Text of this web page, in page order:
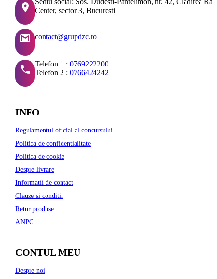
Center, sector 3, Bucuresti
contact@grupdzc.ro
Telefon 1 : 0769222200
Telefon 2 : 0766424242
INFO
Regulamentul oficial al concursului
Politica de confidentialitate
Politica de cookie
Despre livrare
Informatii de contact
Clauze si conditii
Retur produse
ANPC
CONTUL MEU
Despre noi